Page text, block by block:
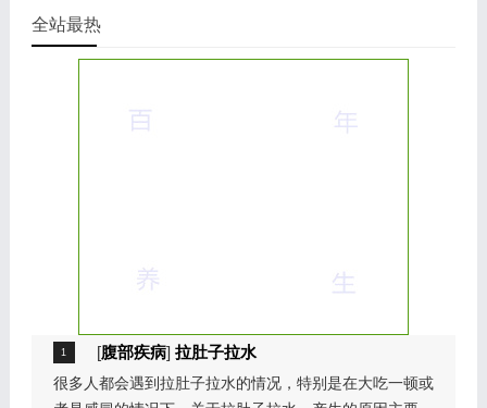
全站最热
[腹部疾病] 拉肚子拉水
很多人都会遇到拉肚子拉水的情况，特别是在大吃一顿或